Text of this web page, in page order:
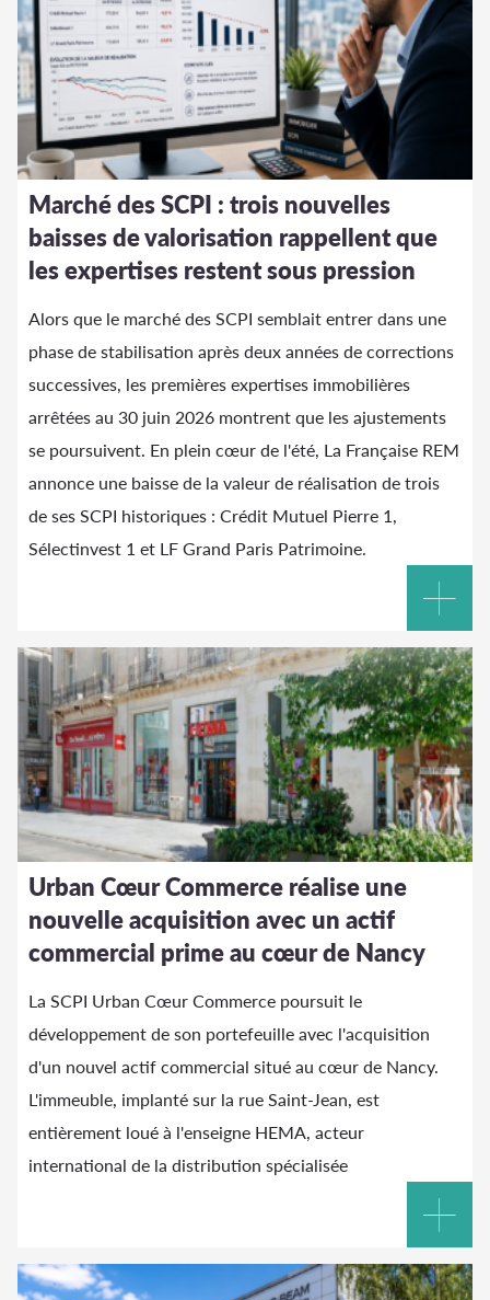
Marché des SCPI : trois nouvelles
baisses de valorisation rappellent que
les expertises restent sous pression
Alors que le marché des SCPI semblait entrer dans une
phase de stabilisation après deux années de corrections
successives, les premières expertises immobilières
arrêtées au 30 juin 2026 montrent que les ajustements
se poursuivent. En plein cœur de l'été, La Française REM
annonce une baisse de la valeur de réalisation de trois
de ses SCPI historiques : Crédit Mutuel Pierre 1,
Sélectinvest 1 et LF Grand Paris Patrimoine.
Urban Cœur Commerce réalise une
nouvelle acquisition avec un actif
commercial prime au cœur de Nancy
La SCPI Urban Cœur Commerce poursuit le
développement de son portefeuille avec l'acquisition
d'un nouvel actif commercial situé au cœur de Nancy.
L'immeuble, implanté sur la rue Saint-Jean, est
entièrement loué à l'enseigne HEMA, acteur
international de la distribution spécialisée